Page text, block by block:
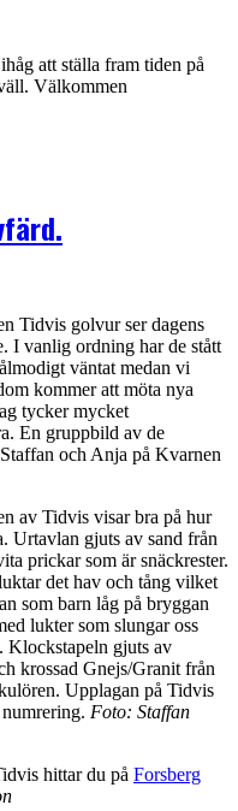
att ställa fram tiden på
Välkommen
Tidvis golvur ser dagens
I vanlig ordning har de stått
väntat medan vi
kommer att möta nya
tycker mycket
En gruppbild av de
och Anja på Kvarnen
av Tidvis visar bra på hur
Urtavlan gjuts av sand från
prickar som är snäckrester.
det hav och tång vilket
som barn låg på bryggan
lukter som slungar oss
Klockstapeln gjuts av
krossad Gnejs/Granit från
Upplagan på Tidvis
Foto: Staffan
hittar du på Forsberg